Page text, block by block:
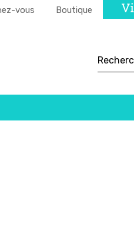
vous Boutique